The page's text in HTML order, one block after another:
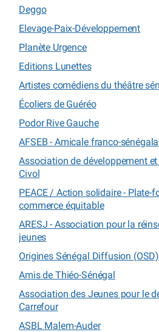
Deggo
Elevage-Paix-Développement
Planète Urgence
Editions Lunettes
Artistes comédiens du théâtre
Écoliers de Guéréo
Podor Rive Gauche
AFSEB - Amicale franco-
Association de développement
Civol
PEACE / Action solidaire - Plate-
commerce équitable
ARESJ - Association pour la
jeunes
Origines Sénégal Diffusion (OSD)
Amis de Thiéo-Sénégal
Association des Jeunes pour le
Carrefour
ASBL Malem-Auder